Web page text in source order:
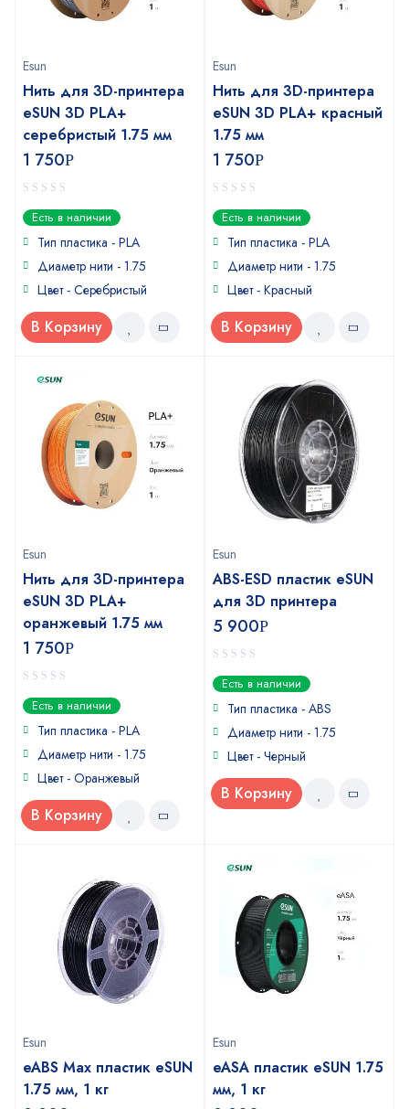
Esun
Нить для 3D-принтера
eSUN 3D PLA+
серебристый 1.75 мм
1 750Р
0
out
of
Есть в наличии
Тип пластика - PLA
Диаметр нити - 1.75
Цвет - Серебристый
В Корзину
Esun
Нить для 3D-принтера
eSUN 3D PLA+ красный
1.75 мм
1 750Р
0
out
of
Есть в наличии
Тип пластика - PLA
Диаметр нити - 1.75
Цвет - Красный
В Корзину
Esun
Нить для 3D-принтера
eSUN 3D PLA+
оранжевый 1.75 мм
1 750Р
0
out
of
Есть в наличии
Тип пластика - PLA
Диаметр нити - 1.75
Цвет - Оранжевый
В Корзину
Esun
ABS-ESD пластик eSUN
для 3D принтера
5 900Р
0
out
of
Есть в наличии
Тип пластика - ABS
Диаметр нити - 1.75
Цвет - Черный
В Корзину
Esun
eABS Max пластик eSUN
1.75 мм, 1 кг
Esun
eASA пластик eSUN 1.75
мм, 1 кг